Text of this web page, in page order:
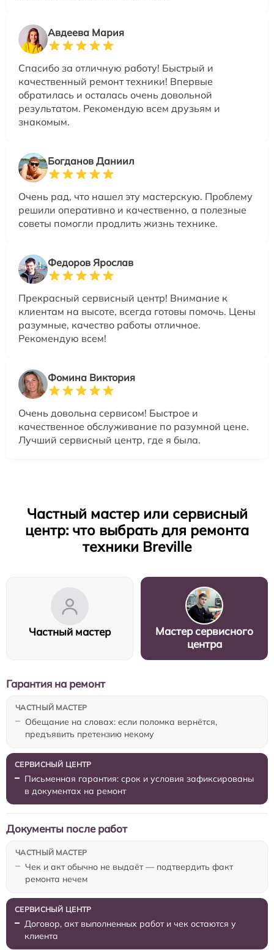
Авдеева Мария
Спасибо за отличную работу! Быстрый и
качественный ремонт техники! Впервые
обратилась и осталась очень довольной
результатом. Рекомендую всем друзьям и
знакомым.
Богданов Даниил
Очень рад, что нашел эту мастерскую. Проблему
решили оперативно и качественно, а полезные
советы помогли продлить жизнь технике.
Федоров Ярослав
Прекрасный сервисный центр! Внимание к
клиентам на высоте, всегда готовы помочь. Цены
разумные, качество работы отличное.
Рекомендую всем!
Фомина Виктория
Очень довольна сервисом! Быстрое и
качественное обслуживание по разумной цене.
Лучший сервисный центр, где я была.
Частный мастер или сервисный
центр: что выбрать для ремонта
техники Breville
Частный мастер
Мастер сервисного
центра
Обещание на словах: если поломка вернётся,
предъявить претензию некому
Гарантия на ремонт
Письменная гарантия: срок и условия зафиксированы
в документах на ремонт
Чек и акт обычно не выдаёт — подтвердить факт
ремонта нечем
Документы после работ
Договор, акт выполненных работ и чек остаются у
клиента